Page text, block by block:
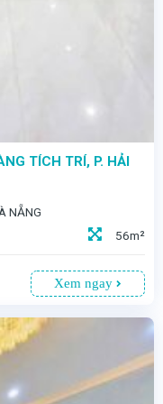
TÍCH TRÍ, P. HẢI
NẴNG
56m²
Xem ngay